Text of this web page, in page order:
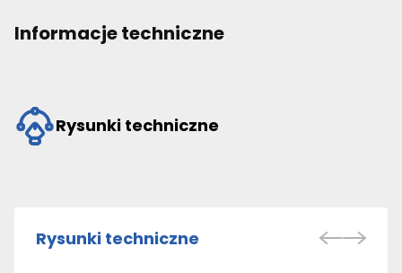
Informacje techniczne
Rysunki techniczne
Rysunki techniczne